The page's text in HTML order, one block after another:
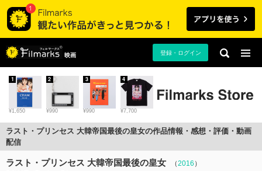
映画 登録・ログイン
¥1,650
1
¥990
2
¥990
3
¥7,700
4
ラスト・プリンセス 大韓帝国最後の皇女の作品情報・感想・評価・動画
配信
ラスト・プリンセス 大韓帝国最後の皇女 （2016 ）